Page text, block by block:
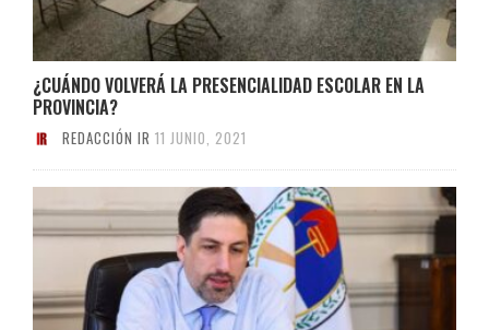
¿CUÁNDO VOLVERÁ LA PRESENCIALIDAD ESCOLAR EN LA
PROVINCIA?
REDACCIÓN IR 11 JUNIO, 2021